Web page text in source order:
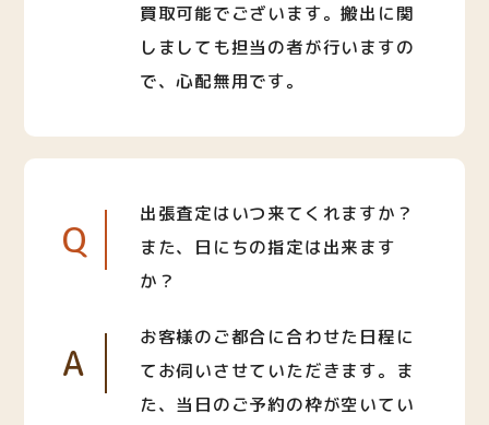
買取可能でございます。搬出に関
しましても担当の者が行いますの
で、心配無用です。
Q
出張査定はいつ来てくれますか？
また、日にちの指定は出来ます
か？
A
お客様のご都合に合わせた日程に
てお伺いさせていただきます。ま
た、当日のご予約の枠が空いてい